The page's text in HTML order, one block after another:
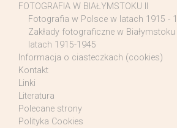
FOTOGRAFIA W BIAŁYMSTOKU II
Fotografia w Polsce w latach 1915 -
Zakłady fotograficzne w Białymstoku
latach 1915-1945
Informacja o ciasteczkach (cookies)
Kontakt
Linki
Literatura
Polecane strony
Polityka Cookies